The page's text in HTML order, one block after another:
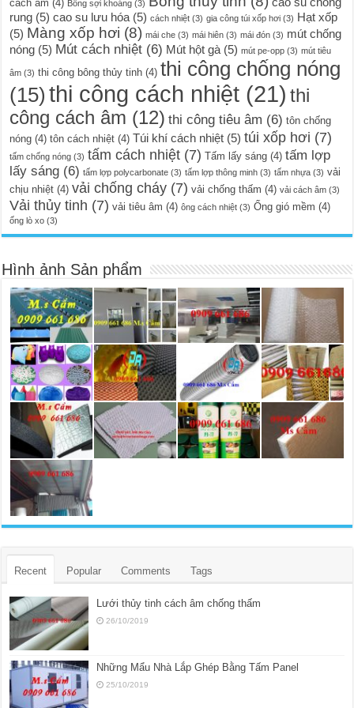
cách âm (4) Bông sợi khoáng (3)
rung (5) cao su lưu hóa (5) cách nhiệt (3) gia công túi xốp hơi (3) Hạt xốp
(5) Màng xốp hơi (8) mái che (3) mái hiên (3) mái đón (3) mút chống
nóng (5) Mút cách nhiệt (6) Mút hột gà (5) mút pe-opp (3) mút tiêu
âm (3) thi công bông thủy tinh (4) thi công chống nóng
(15) thi công cách nhiệt (21) thi
công cách âm (12) thi công tiêu âm (6) tôn chống
nóng (4) tôn cách nhiệt (4) Túi khí cách nhiệt (5) túi xốp hơi (7)
tấm chống nóng (3) tấm cách nhiệt (7) Tấm lấy sáng (4) tấm lợp
lấy sáng (6) tấm lợp polycarbonate (3) tấm lợp thông minh (3) tấm nhựa (3) vải
chịu nhiệt (4) vải chống cháy (7) vải chống thấm (4) vải cách âm (3)
Vải thủy tinh (7) vải tiêu âm (4) ông cách nhiệt (3) Ống gió mềm (4)
ống lò xo (3)
Hình ảnh Sản phẩm
Recent Popular Comments Tags
Lưới thủy tinh cách âm chống thấm
26/10/2019
Những Mẩu Nhà Lắp Ghép Bằng Tấm Panel
25/10/2019